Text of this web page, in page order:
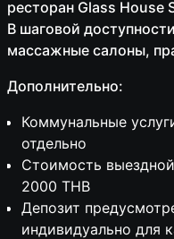
ресторан Glass House
В шаговой
массажные салоны,
Дополнительно:
Коммунальные
отдельно
Стоимость
2000 THB
Депозит
индивидуально для